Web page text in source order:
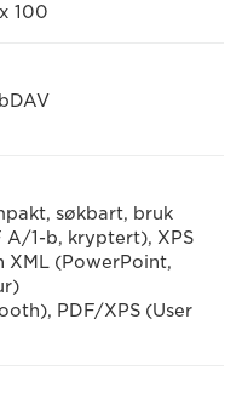
100
søkbart, bruk
1-b, kryptert), XPS
XML (PowerPoint,
PDF/XPS (User